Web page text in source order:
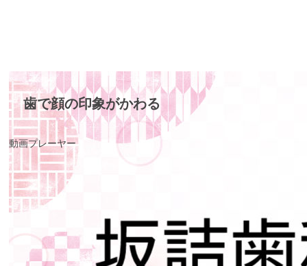
歯で顔の印象がかわる
動画プレーヤー